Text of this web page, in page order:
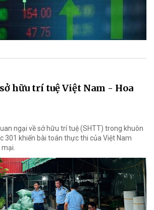
hữu trí tuệ Việt Nam - Hoa
ngại về sở hữu trí tuệ (SHTT) trong khuôn
301 khiến bài toán thực thi của Việt Nam